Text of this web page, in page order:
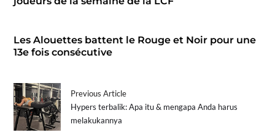
Les Alouettes battent le Rouge et Noir pour une
13e fois consécutive
Previous Article
Hypers terbalik: Apa itu & mengapa Anda harus
melakukannya